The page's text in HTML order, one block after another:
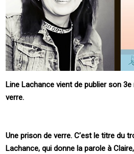
Line Lachance vient de publier son
verre.
Une prison de verre. C’est le titre du
Lachance, qui donne la parole à